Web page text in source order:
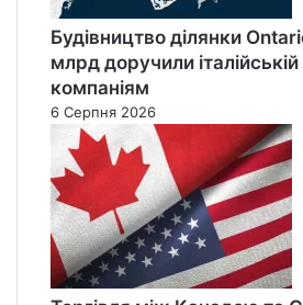
Будівництво ділянки
млрд доручили італійській
компаніям
6 Серпня 2026